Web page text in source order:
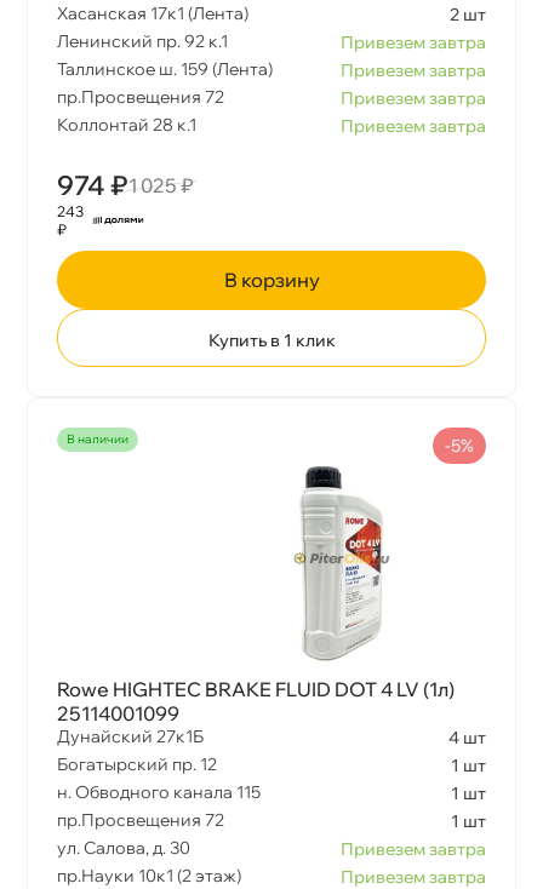
Хасанская 17к1 (Лента)
2 шт
Ленинский пр. 92 к.1
Привезем завтра
Таллинское ш. 159 (Лента)
Привезем завтра
пр.Просвещения 72
Привезем завтра
Коллонтай 28 к.1
Привезем завтра
974 ₽1 025 ₽
243
₽
корзину
Купить в 1 клик
наличии
Rowe HIGHTEC BRAKE FLUID DOT 4 LV (1л)
25114001099
Дунайский 27к1Б
4 шт
Богатырский пр. 12
1 шт
н. Обводного канала 115
1 шт
пр.Просвещения 72
1 шт
ул. Салова, д. 30
Привезем завтра
пр.Науки 10к1 (2 этаж)
Привезем завтра
-5%